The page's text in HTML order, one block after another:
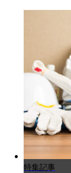
特集記事